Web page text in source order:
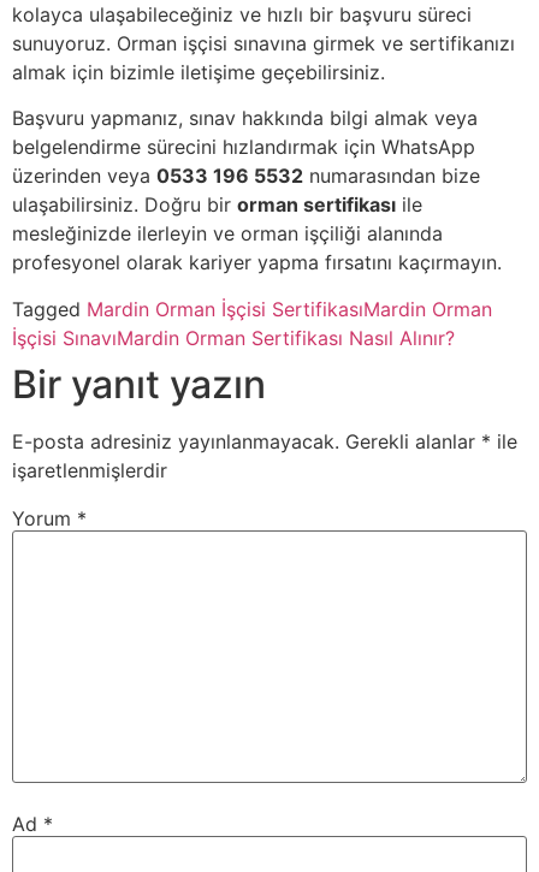
kolayca ulaşabileceğiniz ve hızlı bir başvuru süreci
sunuyoruz. Orman işçisi sınavına girmek ve sertifikanızı
almak için bizimle iletişime geçebilirsiniz.
Başvuru yapmanız, sınav hakkında bilgi almak veya
belgelendirme sürecini hızlandırmak için WhatsApp
üzerinden veya 0533 196 5532 numarasından bize
ulaşabilirsiniz. Doğru bir orman sertifikası ile
mesleğinizde ilerleyin ve orman işçiliği alanında
profesyonel olarak kariyer yapma fırsatını kaçırmayın.
Tagged Mardin Orman İşçisi SertifikasıMardin Orman
İşçisi SınavıMardin Orman Sertifikası Nasıl Alınır?
Bir yanıt yazın
E-posta adresiniz yayınlanmayacak. Gerekli alanlar * ile
işaretlenmişlerdir
Yorum *
Ad *